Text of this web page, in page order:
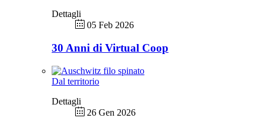
Dettagli
05 Feb 2026
30 Anni di Virtual Coop
Dal territorio
Dettagli
26 Gen 2026